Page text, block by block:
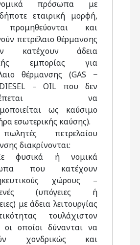
πρόσωπα με
εταιρική μορφή,
και
πετρέλαιο θέρμανσης
κατέχουν άδεια
εμπορίας για
θέρμανσης (GAS −
– OIL που δεν
να
ως καύσιμο
εσωτερικής καύσης).
πετρελαίου
διακρίνονται:
φυσικά ή νομικά
που κατέχουν
χώρους –
(υπόγειες ή
με άδεια λειτουργίας
τουλάχιστον
οποίοι δύνανται να
χονδρικώς και